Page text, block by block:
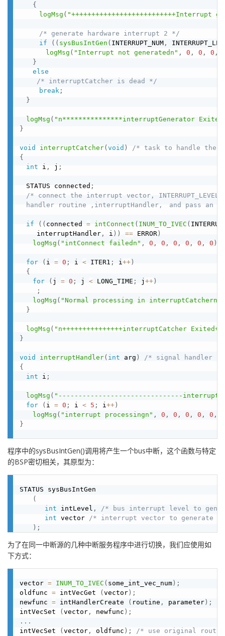
{
logMsg ( "++++++++++++++++++++++++++Interrupt
/* generate hardware interrupt 2 */
if
( ( sysBusIntGen ( INTERRUPT_NUM ,
logMsg ( "Interrupt not generatedn" , 0 , 0 , 0 ,
}
else
/* interruptCatcher is dead */
break ;
}
logMsg ( "n***************interruptGenerator
}
void interruptCatcher( void )
/* task to handle the
{
int i , j ;
STATUS connected ;
/* connect the interrupt vector,
handler routine ,interruptHandler,　and pass an
if ( ( connected = intConnect ( INUM_TO_IVEC (
interruptHandler , i ) ) == ERROR )
logMsg ( "intConnect failedn" , 0 , 0 , 0 , 0 , 0 , 0 )
for ( i = 0 ; i < ITER1 ; i++ )
{
for
( j = 0 ; j < LONG_TIME ; j ++ )
;
logMsg ( "Normal processing in interruptCatchern"
}
logMsg ( "n+++++++++++++++interruptCatcher
}
void interruptHandler( int arg )
/* signal handler
{
int i ;
logMsg ( "-------------------------------interrupt
for
( i = 0 ; i < 5 ; i++ )
logMsg ( "interrupt processingn" , 0 , 0 , 0 , 0 , 0 ,
}
程序中的sysBusIntGen()调用将产生一个bus中断，这个函数与特定
的BSP密切相关，其原型为：
STATUS sysBusIntGen
(
int intLevel ,
/* bus interrupt level to
int vector /* interrupt vector to generate
) ;
为了在同一中断源的几种中断服务程序中进行切换，我们应使用如
下方式：
vector = INUM_TO_IVEC ( some_int_vec_num ) ;
oldfunc = intVecGet ( vector ) ;
newfunc = intHandlerCreate ( routine , parameter ) ;
intVecSet
( vector , newfunc ) ;
. . .
intVecSet
( vector , oldfunc ) ;
/* use original